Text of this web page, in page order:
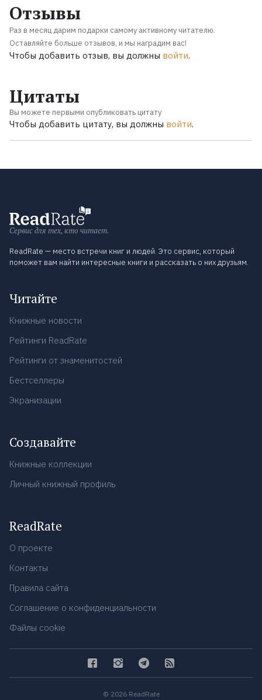
Отзывы
Раз в месяц дарим подарки самому активному читателю.
Оставляйте больше отзывов, и мы наградим вас!
Чтобы добавить отзыв, вы должны войти.
Цитаты
Вы можете первыми опубликовать цитату
Чтобы добавить цитату, вы должны войти.
Сервис для тех, кто читает.
ReadRate — место встречи книг и людей. Это сервис, который
поможет вам найти интересные книги и рассказать о них друзьям.
Читайте
Книжные новости
Рейтинги ReadRate
Рейтинги от знаменитостей
Бестселлеры
Экранизации
Создавайте
Книжные коллекции
Личный книжный профиль
ReadRate
О проекте
Контакты
Правила сайта
Соглашение о конфиденциальности
Файлы cookie
© 2026 ReadRate